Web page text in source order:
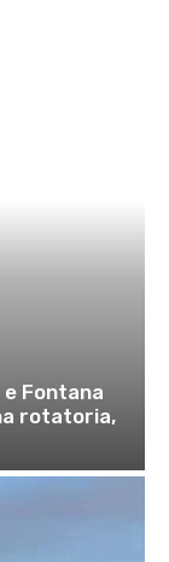
Fontana
rotatoria,